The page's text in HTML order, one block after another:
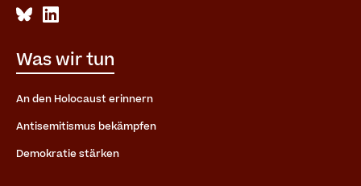
Was wir tun
An den Holocaust erinnern
Antisemitismus bekämpfen
Demokratie stärken